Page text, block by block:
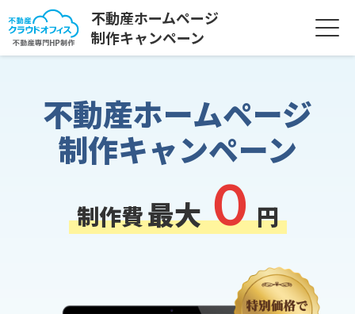
不動産ホームページ
制作キャンペーン
不動産ホームページ
制作キャンペーン
制作費最大０円